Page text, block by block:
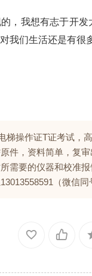
，我想有志于开
我们生活还是有很
梯操作证T证考试，
件，资料简单，复
需要的仪器和校准报
（微信同